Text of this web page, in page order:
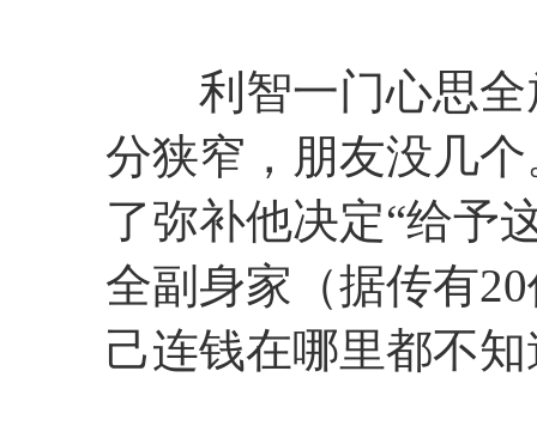
利智一门心思全
分狭窄，朋友没几
了弥补他决定“给
全副身家（据传有
己连钱在哪里都不